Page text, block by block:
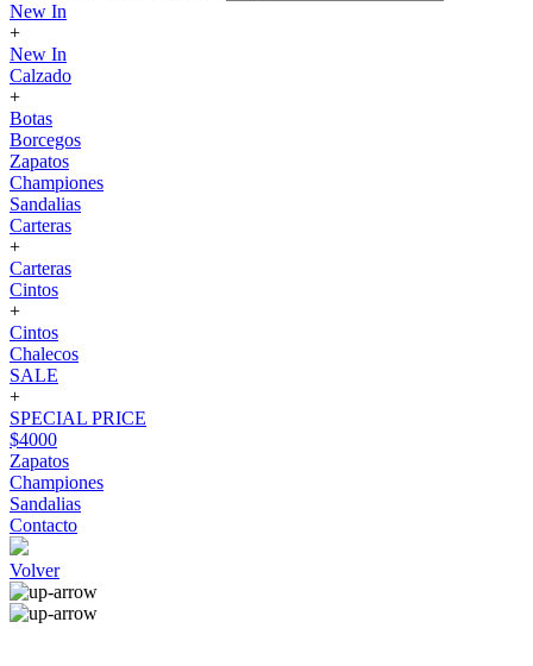
New In
+
New In
Calzado
+
Botas
Borcegos
Zapatos
Championes
Sandalias
Carteras
+
Carteras
Cintos
+
Cintos
Chalecos
SALE
+
SPECIAL PRICE
$4000
Zapatos
Championes
Sandalias
Contacto
Volver